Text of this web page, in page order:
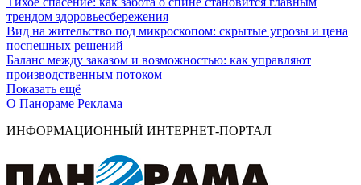
трендом здоровьесбережения
Вид на жительство под микроскопом: скрытые угрозы и цена
поспешных решений
Баланс между заказом и возможностью: как управляют
производственным потоком
Показать ещё
О Панораме Реклама
ИНФОРМАЦИОННЫЙ ИНТЕРНЕТ-ПОРТАЛ